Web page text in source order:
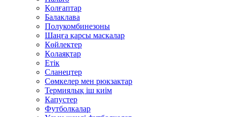
Қолғаптар
Балаклава
Полукомбинезоны
Шаңға қарсы маскалар
Көйлектер
Қолаяқтар
Етік
Сланецтер
Сөмкелер мен рюкзактар
Термиялық іш киім
Капустер
Футболкалар